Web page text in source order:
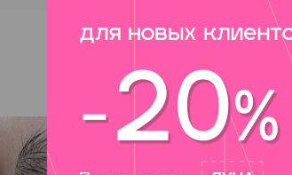
прокладками, а верхние реснички
раствором, а после – фиксатором
и закрепляющим слоем.
снимается клей-фиксатор, а на
мастер может подкрасить реснички